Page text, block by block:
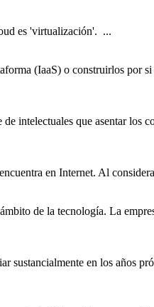
es 'virtualización'. ...
(IaaS) o construirlos por
intelectuales que asentar los
en Internet. Al
de la tecnología. La
sustancialmente en los años